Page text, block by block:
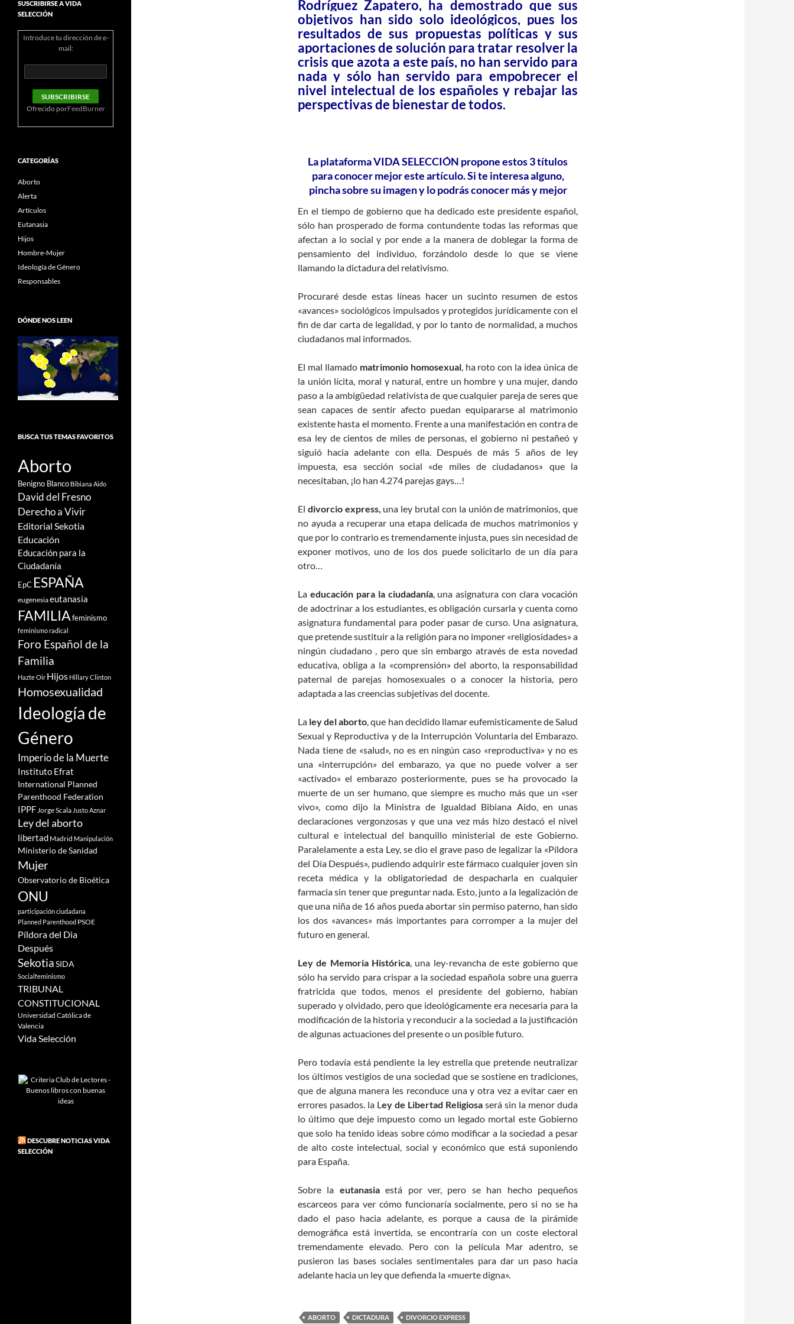
Rodríguez Zapatero, ha demostrado que sus
objetivos han sido solo ideológicos, pues los
resultados de sus propuestas políticas y sus
aportaciones de solución para tratar resolver la
crisis que azota a este país, no han servido para
nada y sólo han servido para empobrecer el
nivel intelectual de los españoles y rebajar las
perspectivas de bienestar de todos.
La plataforma VIDA SELECCIÓN propone estos 3 títulos
para conocer mejor este artículo. Si te interesa alguno,
pincha sobre su imagen y lo podrás conocer más y mejor
En el tiempo de gobierno que ha dedicado este presidente español,
sólo han prosperado de forma contundente todas las reformas que
afectan a lo social y por ende a la manera de doblegar la forma de
pensamiento del individuo, forzándolo desde lo que se viene
llamando la dictadura del relativismo.
Procuraré desde estas líneas hacer un sucinto resumen de estos
«avances» sociológicos impulsados y protegidos jurídicamente con el
fin de dar carta de legalidad, y por lo tanto de normalidad, a muchos
ciudadanos mal informados.
El mal llamado matrimonio homosexual, ha roto con la idea única de
la unión lícita, moral y natural, entre un hombre y una mujer, dando
paso a la ambigüedad relativista de que cualquier pareja de seres que
sean capaces de sentir afecto puedan equipararse al matrimonio
existente hasta el momento. Frente a una manifestación en contra de
esa ley de cientos de miles de personas, el gobierno ni pestañeó y
siguió hacia adelante con ella. Después de más 5 años de ley
impuesta, esa sección social «de miles de ciudadanos» que la
necesitaban, ¡lo han 4.274 parejas gays…!
El divorcio express, una ley brutal con la unión de matrimonios, que
no ayuda a recuperar una etapa delicada de muchos matrimonios y
que por lo contrario es tremendamente injusta, pues sin necesidad de
exponer motivos, uno de los dos puede solicitarlo de un día para
otro…
La educación para la ciudadanía, una asignatura con clara vocación
de adoctrinar a los estudiantes, es obligación cursarla y cuenta como
asignatura fundamental para poder pasar de curso. Una asignatura,
que pretende sustituir a la religión para no imponer «religiosidades» a
ningún ciudadano , pero que sin embargo através de esta novedad
educativa, obliga a la «comprensión» del aborto, la responsabilidad
paternal de parejas homosexuales o a conocer la historia, pero
adaptada a las creencias subjetivas del docente.
La ley del aborto, que han decidido llamar eufemisticamente de Salud
Sexual y Reproductiva y de la Interrupción Voluntaria del Embarazo.
Nada tiene de «salud», no es en ningún caso «reproductiva» y no es
una «interrupción» del embarazo, ya que no puede volver a ser
«activado» el embarazo posteriormente, pues se ha provocado la
muerte de un ser humano, que siempre es mucho más que un «ser
vivo», como dijo la Ministra de Igualdad Bibiana Aido, en unas
declaraciones vergonzosas y que una vez más hizo destacó el nivel
cultural e intelectual del banquillo ministerial de este Gobierno.
Paralelamente a esta Ley, se dio el grave paso de legalizar la «Píldora
del Día Después», pudiendo adquirir este fármaco cualquier joven sin
receta médica y la obligatoriedad de despacharla en cualquier
farmacia sin tener que preguntar nada. Esto, junto a la legalización de
que una niña de 16 años pueda abortar sin permiso paterno, han sido
los dos «avances» más importantes para corromper a la mujer del
futuro en general.
Ley de Memoria Histórica, una ley-revancha de este gobierno que
sólo ha servido para crispar a la sociedad española sobre una guerra
fratricida que todos, menos el presidente del gobierno, habían
superado y olvidado, pero que ideológicamente era necesaria para la
modificación de la historia y reconducir a la sociedad a la justificación
de algunas actuaciones del presente o un posible futuro.
Pero todavía está pendiente la ley estrella que pretende neutralizar
los últimos vestigios de una sociedad que se sostiene en tradiciones,
que de alguna manera les reconduce una y otra vez a evitar caer en
errores pasados. la Ley de Libertad Religiosa será sin la menor duda
lo último que deje impuesto como un legado mortal este Gobierno
que solo ha tenido ideas sobre cómo modificar a la sociedad a pesar
de alto coste intelectual, social y económico que está suponiendo
para España.
Sobre la eutanasiaestá por ver, pero se han hecho pequeños
escarceos para ver cómo funcionaría socialmente, pero si no se ha
dado el paso hacia adelante, es porque a causa de la pirámide
demográfica está invertida, se encontraría con un coste electoral
tremendamente elevado. Pero con la película Mar adentro, se
pusieron las bases sociales sentimentales para dar un paso hacia
adelante hacia un ley que defienda la «muerte digna».
ABORTO DICTADURA DIVORCIO EXPRESS
SUSCRIBIRSE A VIDA
SELECCIÓN
Introduce tu dirección de e-
mail:
Ofrecido porFeedBurner
CATEGORÍAS
Aborto
Alerta
Artículos
Eutanasia
Hijos
Hombre-Mujer
Ideología de Género
Responsables
DÓNDE NOS LEEN
BUSCA TUS TEMAS FAVORITOS
Aborto
Benigno Blanco Bibiana Aido
David del Fresno
Derecho a Vivir
Editorial Sekotia
Educación
Educación para la
Ciudadanía
EpC ESPAÑA
eugenesiaeutanasia
FAMILIAfeminismo
feminismo radical
Foro Español de la
Familia
Hazte Oir Hijos Hillary Clinton
Homosexualidad
Ideología de
Género
Imperio de la Muerte
Instituto Efrat
International Planned
Parenthood Federation
IPPFJorge Scala Justo Aznar
Ley del aborto
libertad Madrid Manipulación
Ministerio de Sanidad
Mujer
Observatorio de Bioética
ONU
participación ciudadana
Planned Parenthood PSOE
Píldora del Dia
Después
SekotiaSIDA
Socialfeminismo
TRIBUNAL
CONSTITUCIONAL
Universidad Católica de
Valencia
Vida Selección
DESCUBRE NOTICIAS VIDA
SELECCIÓN